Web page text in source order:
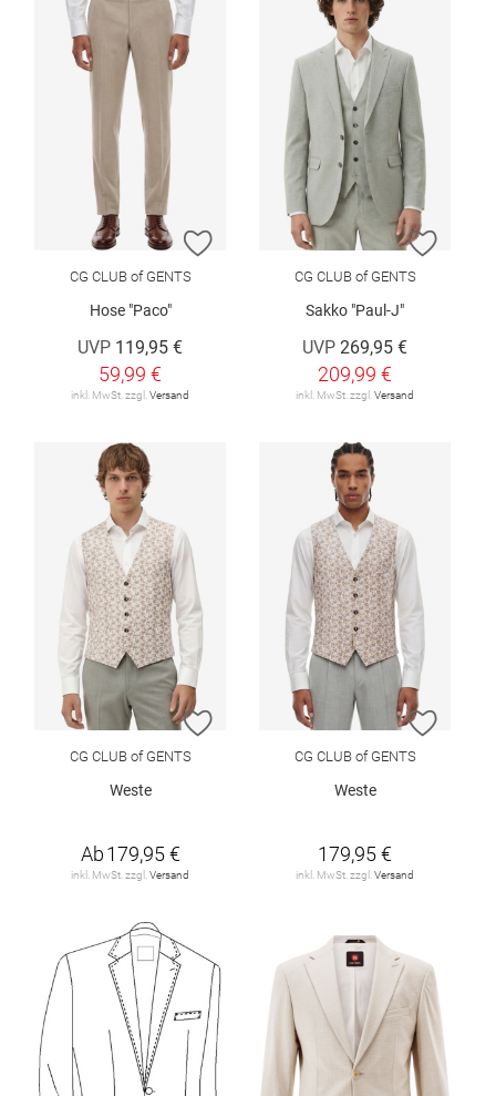
ZUR WUNSCHLISTE HINZUFÜGEN
CG CLUB of GENTS
Hose "Paco"
UVP 119,95 €
59,99 €
inkl. MwSt. zzgl. Versand
ZUR
CG CLUB of GENTS
Sakko "Paul-J"
UVP 269,95 €
209,99 €
inkl. MwSt. zzgl. Versand
ZUR WUNSCHLISTE HINZUFÜGEN
CG CLUB of GENTS
Weste
Ab179,95 €
inkl. MwSt. zzgl. Versand
ZUR
CG CLUB of GENTS
Weste
179,95 €
inkl. MwSt. zzgl. Versand